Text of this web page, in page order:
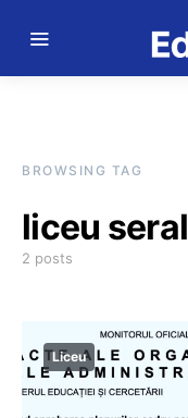
BROWSING TAG
liceu seral
2 posts
Liceu